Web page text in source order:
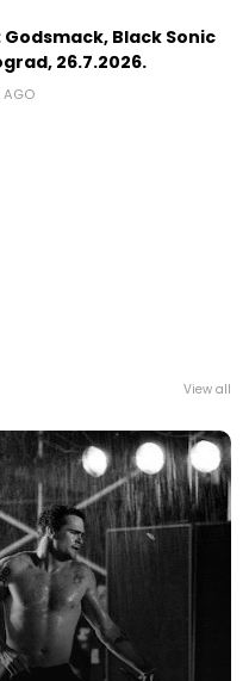
Black Sonic
26.7.2026.
AGO
View all